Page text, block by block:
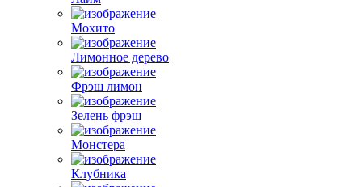
Мохито
Лимонное дерево
Фрэш лимон
Зелень фрэш
Монстера
Клубника